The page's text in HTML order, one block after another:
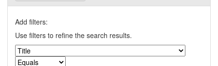
Add filters:
Use filters to refine the search results.